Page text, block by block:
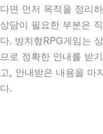
다면 먼저 목적을 정리
상담이 필요한 부분은
다. 방치형RPG게임는
므로 정확한 안내를 받
고, 안내받은 내용을 마
다.